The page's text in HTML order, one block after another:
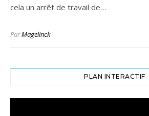
cela un arrêt de travail de…
ParMagelinck
PLAN INTERACTIF